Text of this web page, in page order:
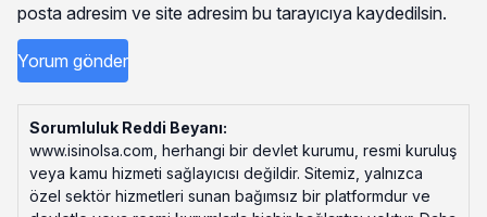
posta adresim ve site adresim bu tarayıcıya kaydedilsin.
Sorumluluk Reddi Beyanı:
www.isinolsa.com, herhangi bir devlet kurumu, resmi kuruluş
veya kamu hizmeti sağlayıcısı değildir. Sitemiz, yalnızca
özel sektör hizmetleri sunan bağımsız bir platformdur ve